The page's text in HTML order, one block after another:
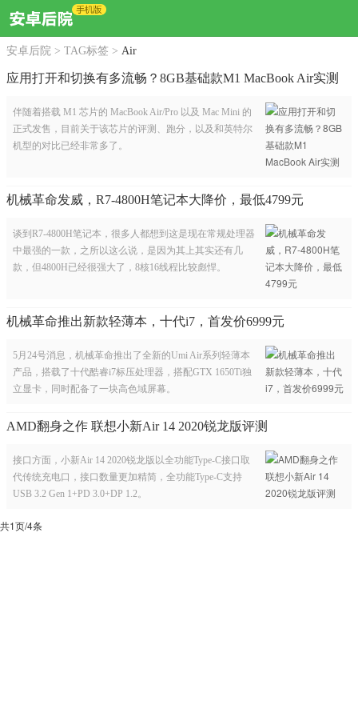
安卓后院 > TAG标签 > Air
应用打开和切换有多流畅？8GB基础款M1 MacBook Air实测
伴随着搭载 M1 芯片的 MacBook Air/Pro 以及 Mac Mini 的
正式发售，目前关于该芯片的评测、跑分，以及和英特尔
机型的对比已经非常多了。
机械革命发威，R7-4800H笔记本大降价，最低4799元
谈到R7-4800H笔记本，很多人都想到这是现在常规处理器
中最强的一款，之所以这么说，是因为其上其实还有几
款，但4800H已经很强大了，8核16线程比较彪悍。
机械革命推出新款轻薄本，十代i7，首发价6999元
5月24号消息，机械革命推出了全新的Umi Air系列轻薄本
产品，搭载了十代酷睿i7标压处理器，搭配GTX 1650Ti独
立显卡，同时配备了一块高色域屏幕。
AMD翻身之作 联想小新Air 14 2020锐龙版评测
接口方面，小新Air 14 2020锐龙版以全功能Type-C接口取
代传统充电口，接口数量更加精简，全功能Type-C支持
USB 3.2 Gen 1+PD 3.0+DP 1.2。
共1页/4条